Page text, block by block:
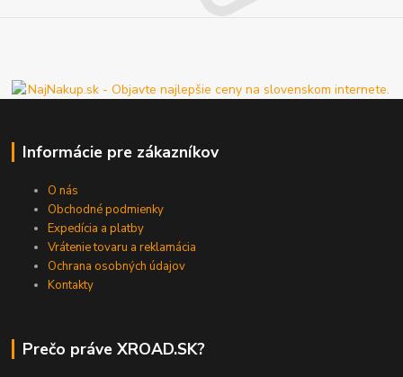
Informácie pre zákazníkov
O nás
Obchodné podmienky
Expedícia a platby
Vrátenie tovaru a reklamácia
Ochrana osobných údajov
Kontakty
Prečo práve XROAD.SK?